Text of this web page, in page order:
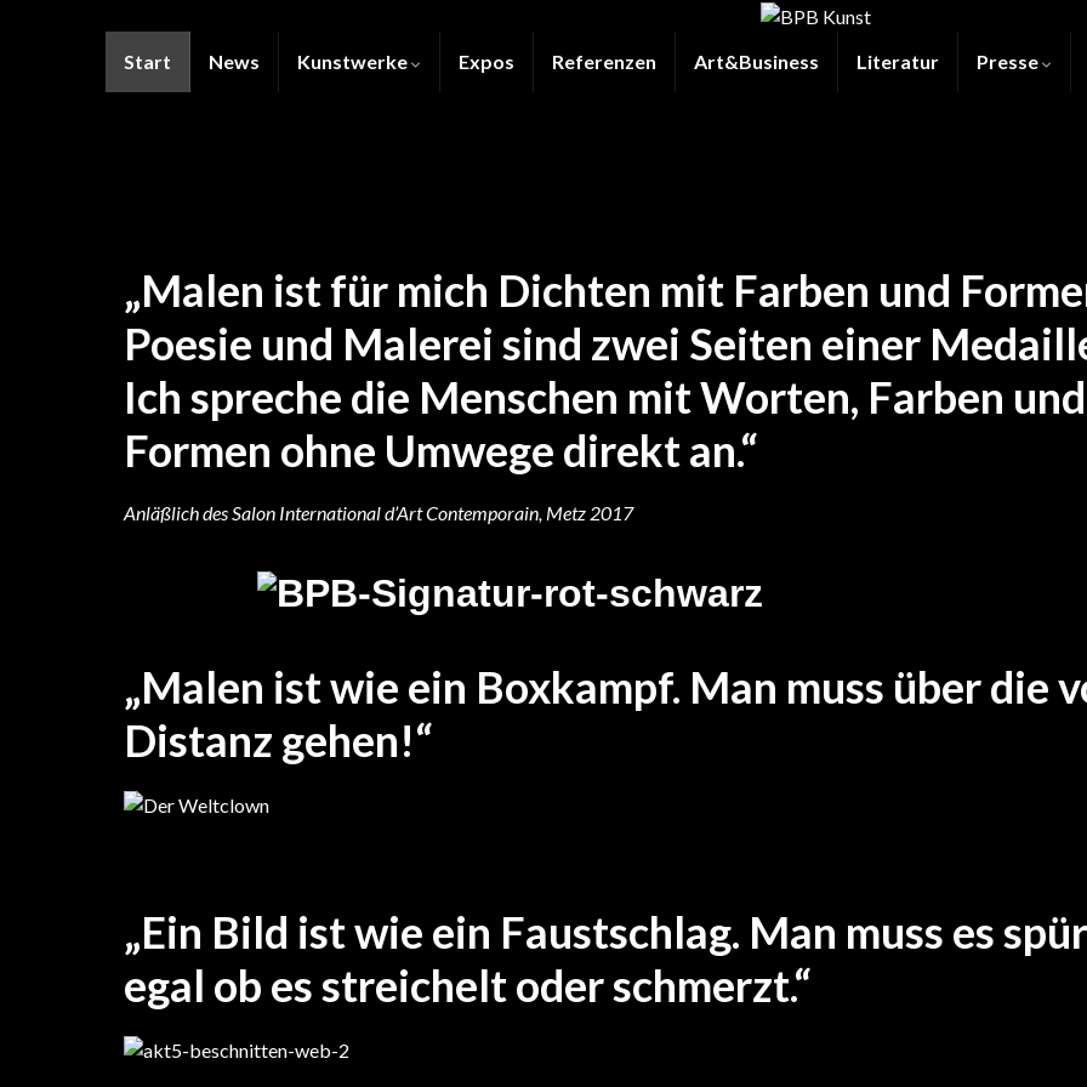
Start News Kunstwerke Expos Referenzen Art&Business Literatur Presse
„Malen ist für mich Dichten mit Farben und
Poesie und Malerei sind zwei Seiten einer
Ich spreche die Menschen mit Worten, Farben und
Formen ohne Umwege direkt an.“
Anläßlich des Salon International d’Art Contemporain, Metz 2017
„Malen ist wie ein Boxkampf. Man muss über die
Distanz gehen!“
„Ein Bild ist wie ein Faustschlag. Man muss es
egal ob es streichelt oder schmerzt.“